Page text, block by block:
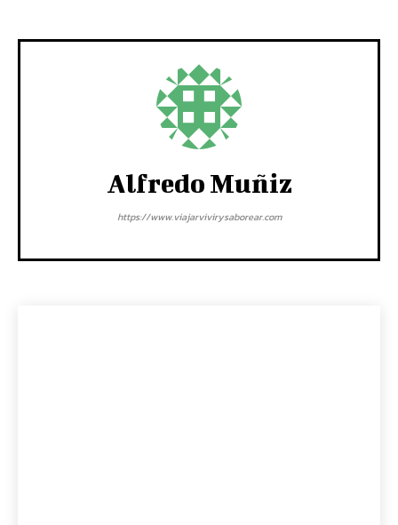
Alfredo Muñiz
https://www.viajarvivirysaborear.com